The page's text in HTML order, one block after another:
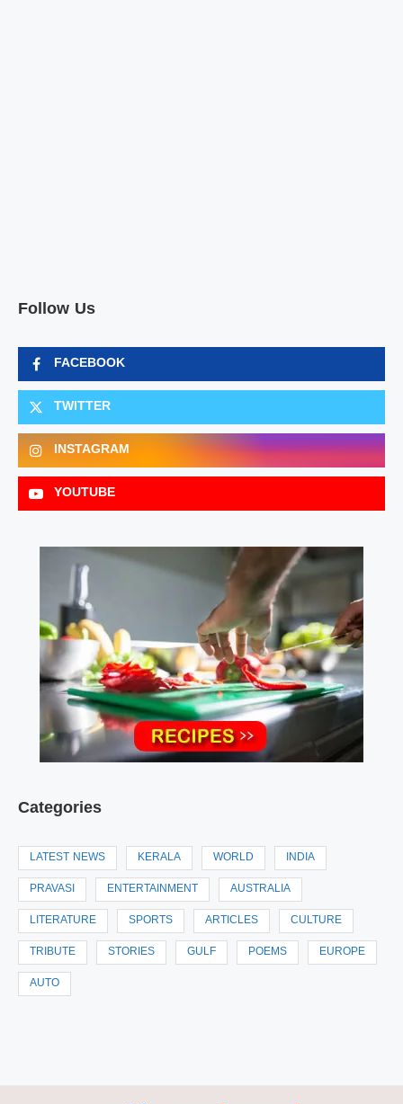
Follow Us
FACEBOOK
TWITTER
INSTAGRAM
YOUTUBE
Categories
LATEST NEWS KERALA WORLD INDIA
PRAVASI ENTERTAINMENT AUSTRALIA
LITERATURE SPORTS ARTICLES CULTURE
TRIBUTE STORIES GULF POEMS EUROPE
AUTO